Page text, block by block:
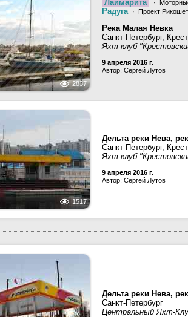
2837
Лаймарита ·
Радуга · Проект
Река Малая Невка
Санкт-Петербург,
Яхт-клуб
9 апреля 2016 г.
Автор: Сергей Лутов
1517
Дельта реки Нева,
Санкт-Петербург,
Яхт-клуб
9 апреля 2016 г.
Автор: Сергей Лутов
Дельта реки Нева,
Санкт-Петербург
Центральный Яхт-